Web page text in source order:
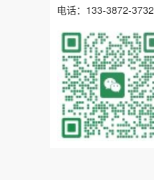
电话：133-3872-3732